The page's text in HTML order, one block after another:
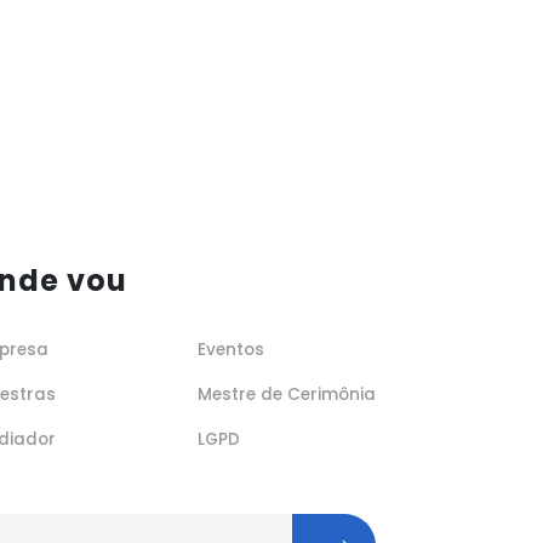
vou
Eventos
Mestre de Cerimônia
LGPD